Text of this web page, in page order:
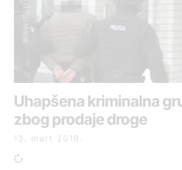
Uhapšena kriminalna
zbog prodaje droge
13. mart 2019.